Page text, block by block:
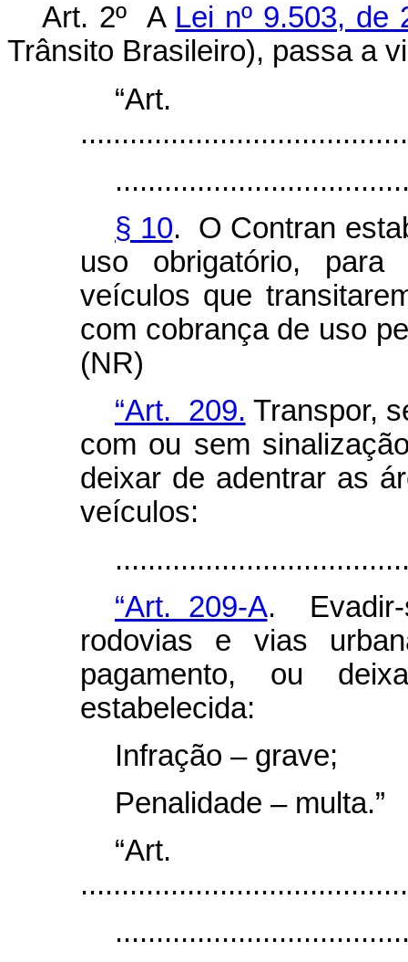
Art. 2º A Lei nº 9.503,
Trânsito Brasileiro), passa a
§ 10. O Contran
uso obrigatório,
veículos que
com cobrança de uso
(NR)
“Art. 209. Transpor,
com ou sem
deixar de adentrar as
veículos:
“Art. 209-A. Evadir-
rodovias e vias
pagamento, ou
estabelecida:
Infração – grave;
Penalidade – multa.”